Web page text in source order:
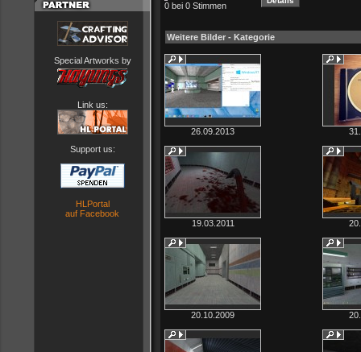
Special Artworks by
Link us:
Support us:
HLPortal
auf Facebook
0 bei 0 Stimmen
Weitere Bilder - Kategorie
26.09.2013
19.03.2011
20.10.2009